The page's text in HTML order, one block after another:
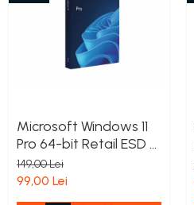
Microsoft Windows 11
Pro 64-bit Retail ESD –
Licență Permanentă
Digitală pentru 1 PC
149,00 Lei
99,00 Lei